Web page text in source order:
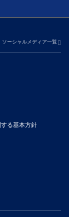
ソーシャルメディア一覧
る基本方針